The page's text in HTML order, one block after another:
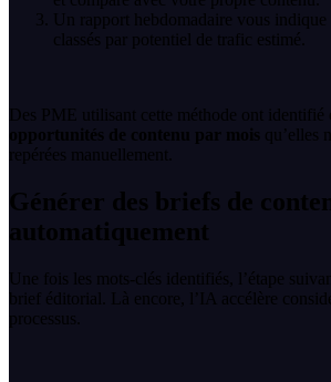
Un rapport hebdomadaire vous indique
classés par potentiel de trafic estimé.
Des PME utilisant cette méthode ont identifié
opportunités de contenu par mois qu’elles
repérées manuellement.
Générer des briefs de
automatiquement
Une fois les mots-clés identifiés, l’étape
brief éditorial. Là encore, l’IA accélère
processus.